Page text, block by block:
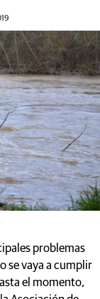
problemas
se vaya a cumplir
el momento,